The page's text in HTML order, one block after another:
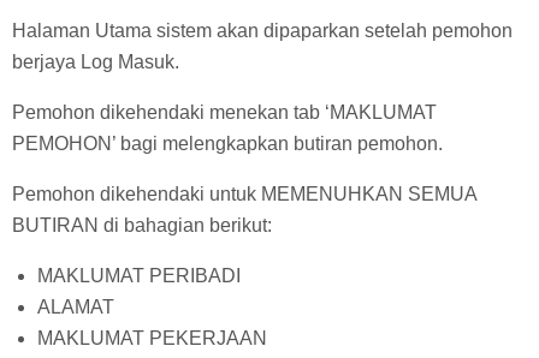
Halaman Utama sistem akan dipaparkan setelah pemohon
berjaya Log Masuk.
Pemohon dikehendaki menekan tab ‘MAKLUMAT
PEMOHON’ bagi melengkapkan butiran pemohon.
Pemohon dikehendaki untuk MEMENUHKAN SEMUA
BUTIRAN di bahagian berikut:
MAKLUMAT PERIBADI
ALAMAT
MAKLUMAT PEKERJAAN